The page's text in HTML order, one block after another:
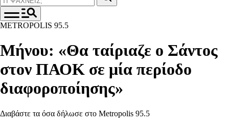
METROPOLIS 95.5
Μήνου: «Θα ταίριαζε ο Σάντος
στον ΠΑΟΚ σε μία περίοδο
διαφοροποίησης»
Διαβάστε τα όσα δήλωσε στο Metropolis 95.5